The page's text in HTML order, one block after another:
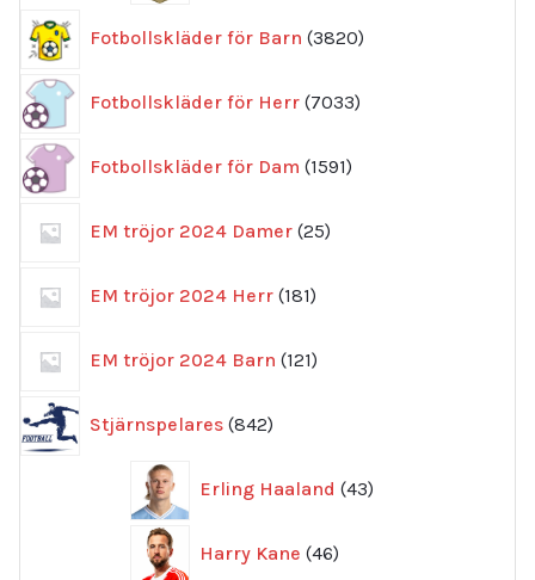
Fotbollskläder för Barn 3820
produkter
Fotbollskläder för Herr 7033
produkter
Fotbollskläder för Dam 1591
produkter
EM tröjor 2024 Damer 25
produkter
EM tröjor 2024 Herr 181
produkter
EM tröjor 2024 Barn 121
produkter
Stjärnspelares 842
produkter
Erling Haaland 43
produkter
Harry Kane 46
produkter